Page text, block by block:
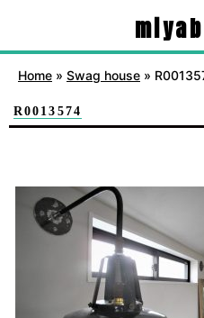
Home » Swag house »
R0013574